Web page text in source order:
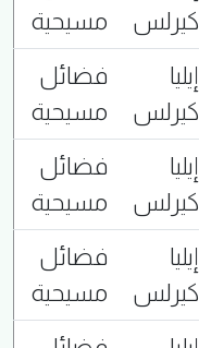
كيرلس
مسيحية
إيليا
كيرلس
فضائل
مسيحية
إيليا
كيرلس
فضائل
مسيحية
إيليا
كيرلس
فضائل
مسيحية